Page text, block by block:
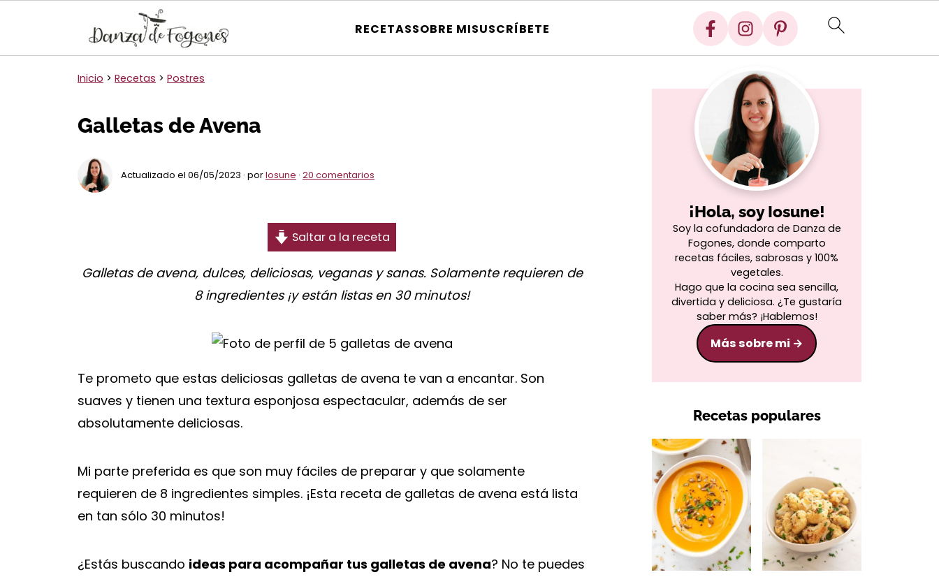
RECETASSOBRE MISUSCRÍBETE
Inicio > Recetas > Postres
Galletas de Avena
Actualizado el 06/05/2023 · porIosune · 20 comentarios
Saltar a la receta
Galletas de avena, dulces, deliciosas, veganas y sanas. Solamente requieren de
8 ingredientes ¡y están listas en 30 minutos!
Te prometo que estas deliciosas galletas de avena te van a encantar. Son
suaves y tienen una textura esponjosa espectacular, además de ser
absolutamente deliciosas.
Mi parte preferida es que son muy fáciles de preparar y que solamente
requieren de 8 ingredientes simples. ¡Esta receta de galletas de avena está lista
en tan sólo 30 minutos!
¿Estás buscando ideas para acompañar tus galletas de avena? No te puedes
¡Hola, soy Iosune!
Soy la cofundadora de Danza de
Fogones, donde comparto
recetas fáciles, sabrosas y 100%
vegetales.
Hago que la cocina sea sencilla,
divertida y deliciosa. ¿Te gustaría
saber más? ¡Hablemos!
Más sobre mi
Recetas populares